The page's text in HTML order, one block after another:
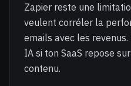
Zapier reste une
veulent corréler la
emails avec les
IA si ton SaaS repose
contenu.